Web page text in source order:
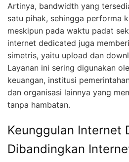
Artinya, bandwidth yang
satu pihak, sehingga performa
meskipun pada waktu padat
internet dedicated juga
simetris, yaitu upload dan
Layanan ini sering digunakan
keuangan, institusi
dan organisasi lainnya yang
tanpa hambatan.
Keunggulan Internet
Dibandingkan